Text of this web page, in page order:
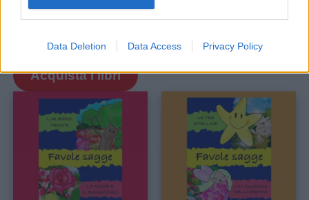
Data Deletion Data Access Privacy Policy
Acquista i libri